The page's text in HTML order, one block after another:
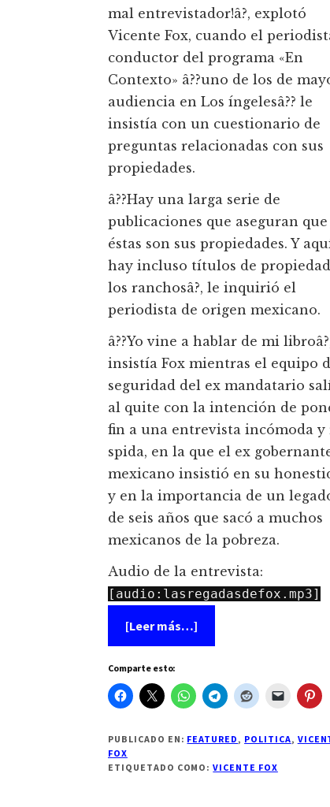
mal entrevistador!â?, explotó
Vicente Fox, cuando el
conductor del programa «En
Contexto» â??uno de los de
audiencia en Los íngelesâ?? le
insistí­a con un cuestionario de
preguntas relacionadas con sus
propiedades.
â??Hay una larga serie de
publicaciones que aseguran que
éstas son sus propiedades. Y
hay incluso tí­tulos de
los ranchosâ?, le inquirió el
periodista de origen mexicano.
â??Yo vine a hablar de mi
insistí­a Fox mientras el equipo
seguridad del ex mandatario
al quite con la intención de
fin a una entrevista incómoda
spida, en la que el ex
mexicano insistió en su
y en la importancia de un
de seis años que sacó a muchos
mexicanos de la pobreza.
Audio de la entrevista:
[audio:lasregadasdefox.mp3]
[Leer más…]
Puras
Ahora
Fox
estalla
periodista
EU
Comparte esto:
PUBLICADO EN: FEATURED, POLITICA,
FOX
ETIQUETADO COMO:VICENTE FOX